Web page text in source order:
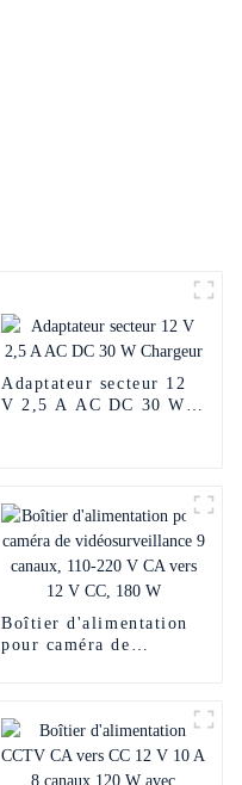
Adaptateur secteur 12
V 2,5 A AC DC 30 W
Boîtier d'alimentation
pour caméra de